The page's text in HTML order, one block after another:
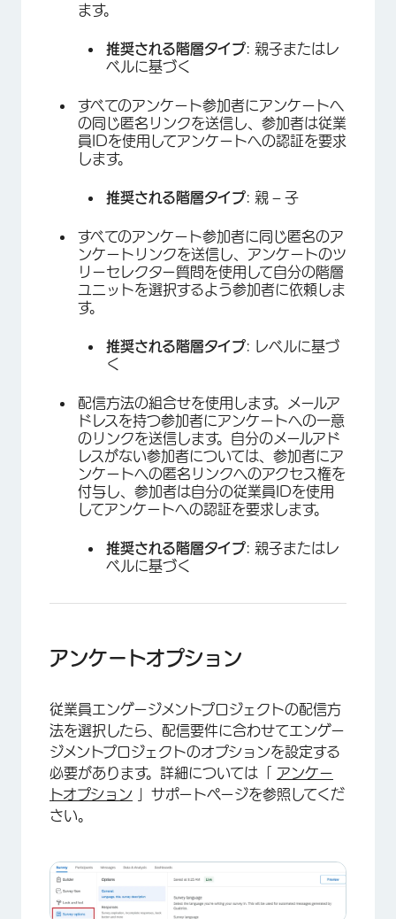
ます。
推奨される階層タイプ: 親子またはレ
ベルに基づく
すべてのアンケート参加者にアンケートへ
の同じ匿名リンクを送信し、参加者は従業
員IDを使用してアンケートへの認証を要求
します。
推奨される階層タイプ: 親 – 子
すべてのアンケート参加者に同じ匿名のア
ンケートリンクを送信し、アンケートのツ
リーセレクター質問を使用して自分の階層
ユニットを選択するよう参加者に依頼しま
す。
推奨される階層タイプ: レベルに基づ
く
配信方法の組合せを使用します。メールア
ドレスを持つ参加者にアンケートへの一意
のリンクを送信します。自分のメールアド
レスがない参加者については、参加者にア
ンケートへの匿名リンクへのアクセス権を
付与し、参加者は自分の従業員IDを使用
してアンケートへの認証を要求します。
推奨される階層タイプ: 親子またはレ
ベルに基づく
アンケートオプション
従業員エンゲージメントプロジェクトの配信方
法を選択したら、配信要件に合わせてエンゲー
ジメントプロジェクトのオプションを設定する
必要があります。詳細については「 アンケー
トオプション 」サポートページを参照してくだ
さい。